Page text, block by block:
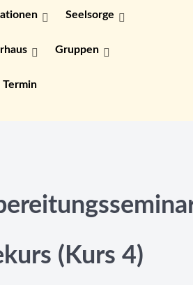
Seelsorge
Gruppen
Termin
(Kurs 4)